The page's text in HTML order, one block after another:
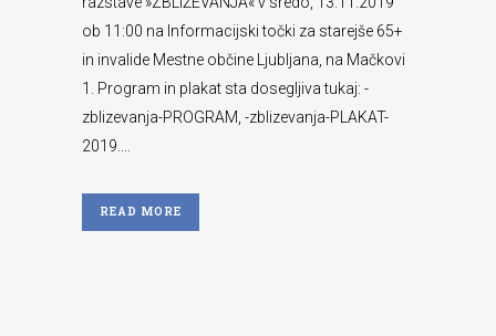
ob 11:00 na Informacijski točki za starejše 65+
in invalide Mestne občine Ljubljana, na Mačkovi
1. Program in plakat sta dosegljiva tukaj: -
zblizevanja-PROGRAM, -zblizevanja-PLAKAT-
2019....
READ MORE